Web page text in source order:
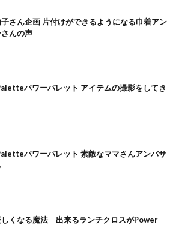
さん企画 片付けができるようになる巾着アン
んの声
パワーパレット アイテムの撮影をしてき
パワーパレット 素敵なママさんアンバサ
しくなる魔法 出来るランチクロスがPower